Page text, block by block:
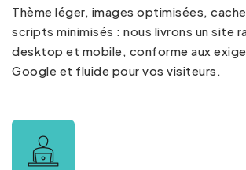
Thème léger, images optimisées,
scripts minimisés : nous livrons un site
desktop et mobile, conforme aux
Google et fluide pour vos visiteurs.